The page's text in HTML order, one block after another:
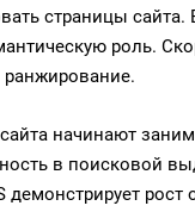
страницы сайта.
роль.
начинают
в поисковой
демонстрирует